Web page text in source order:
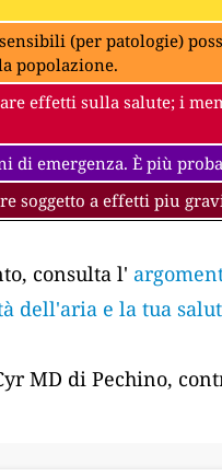
(per patologie)
popolazione.
effetti sulla salute; i
di emergenza. È più
soggetto a effetti piu
consulta l'
dell'aria e la tua
MD di Pechino,